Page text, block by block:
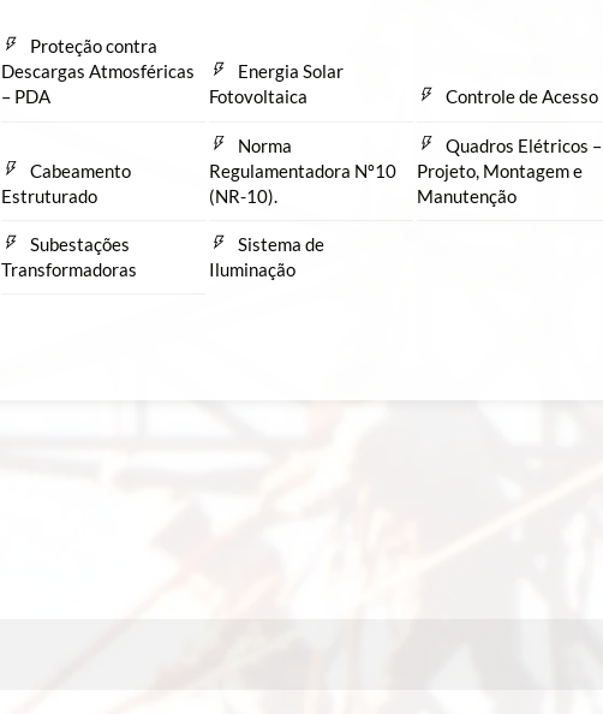
Proteção contra
Descargas Atmosféricas
– PDA
Energia Solar
Fotovoltaica
Controle de Acesso
Cabeamento
Estruturado
Norma
Regulamentadora Nº10
(NR-10).
Quadros Elétricos –
Projeto, Montagem e
Manutenção
Subestações
Transformadoras
Sistema de
Iluminação